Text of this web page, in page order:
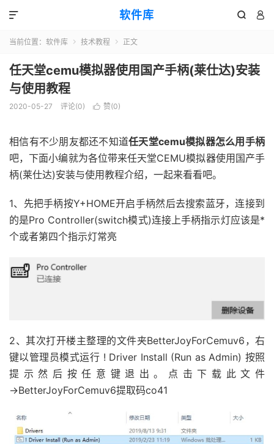
软件库  

当前位置： 软件库  技术教程  正文
任天堂cemu模拟器使用国产手柄(莱仕达)安装
与使用教程
2020-05-27 评论(0)  赞(0)
相信有不少朋友都还不知道任天堂cemu模拟器怎么用手柄
吧，下面小编就为各位带来任天堂CEMU模拟器使用国产手
柄(莱仕达)安装与使用教程介绍，一起来看看吧。
1、先把手柄按Y+HOME开启手柄然后去搜索蓝牙，连接到
的是Pro Controller(switch模式)连接上手柄指示灯应该是*
个或者第四个指示灯常亮
2、其次打开楼主整理的文件夹BetterJoyForCemuv6，右
键以管理员模式运行 ! Driver Install (Run as Admin) 按照
提示然后按任意键退出。点击下载此文件
→BetterJoyForCemuv6提取码co41